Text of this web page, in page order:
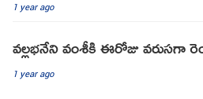
1 year ago
వల్లభనేని వంశీకి ఈరోజు వరుసగా
1 year ago